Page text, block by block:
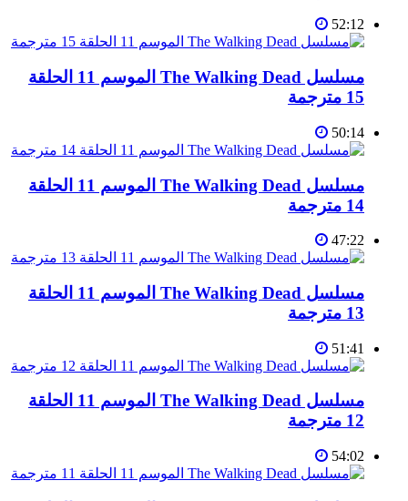
52:12
مسلسل The Walking Dead الموسم 11 الحلقة
15 مترجمة
50:14
مسلسل The Walking Dead الموسم 11 الحلقة
14 مترجمة
47:22
مسلسل The Walking Dead الموسم 11 الحلقة
13 مترجمة
51:41
مسلسل The Walking Dead الموسم 11 الحلقة
12 مترجمة
54:02